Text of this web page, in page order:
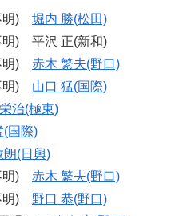
明) 堀内 勝(松田)
) 平沢 正(新和)
明) 赤木 繁夫(野口)
明) 山口 猛(国際)
治(極東)
(国際)
朗(日興)
明) 赤木 繁夫(野口)
明) 野口 恭(野口)